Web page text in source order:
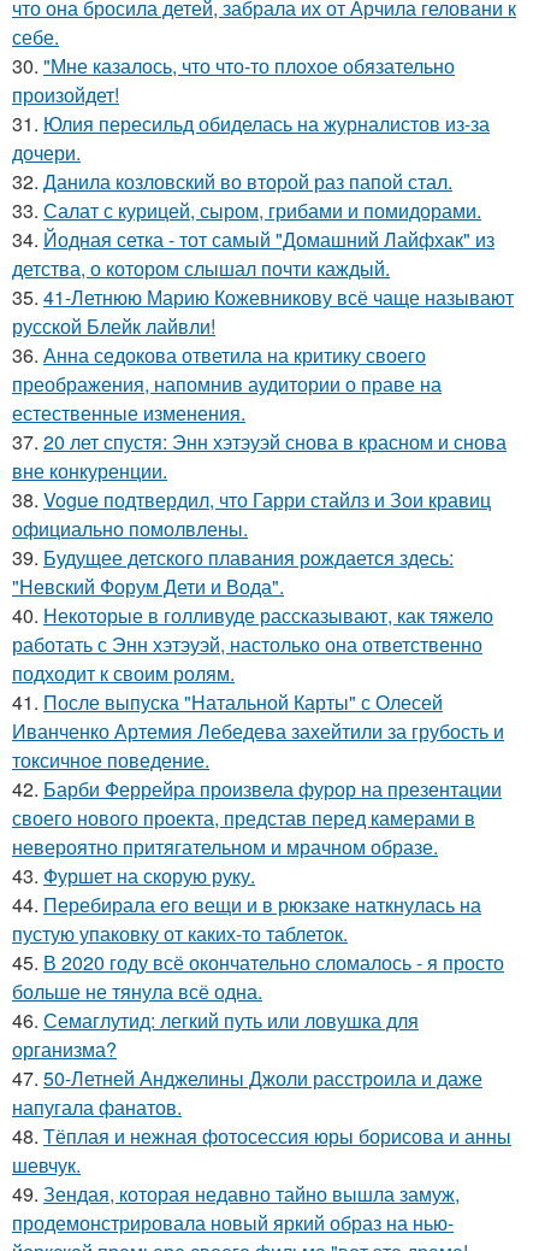
что она бросила детей, забрала их от Арчила геловани к
себе.
30. "Мне казалось, что что-то плохое обязательно
произойдет!
31. Юлия пересильд обиделась на журналистов из-за
дочери.
32. Данила козловский во второй раз папой стал.
33. Салат с курицей, сыром, грибами и помидорами.
34. Йодная сетка - тот самый "Домашний Лайфхак" из
детства, о котором слышал почти каждый.
35. 41-Летнюю Марию Кожевникову всё чаще называют
русской Блейк лайвли!
36. Анна седокова ответила на критику своего
преображения, напомнив аудитории о праве на
естественные изменения.
37. 20 лет спустя: Энн хэтэуэй снова в красном и снова
вне конкуренции.
38. Vogue подтвердил, что Гарри стайлз и Зои кравиц
официально помолвлены.
39. Будущее детского плавания рождается здесь:
"Невский Форум Дети и Вода".
40. Некоторые в голливуде рассказывают, как тяжело
работать с Энн хэтэуэй, настолько она ответственно
подходит к своим ролям.
41. После выпуска "Натальной Карты" с Олесей
Иванченко Артемия Лебедева захейтили за грубость и
токсичное поведение.
42. Барби Феррейра произвела фурор на презентации
своего нового проекта, представ перед камерами в
невероятно притягательном и мрачном образе.
43. Фуршет на скорую руку.
44. Перебирала его вещи и в рюкзаке наткнулась на
пустую упаковку от каких-то таблеток.
45. В 2020 году всё окончательно сломалось - я просто
больше не тянула всё одна.
46. Семаглутид: легкий путь или ловушка для
организма?
47. 50-Летней Анджелины Джоли расстроила и даже
напугала фанатов.
48. Тёплая и нежная фотосессия юры борисова и анны
шевчук.
49. Зендая, которая недавно тайно вышла замуж,
продемонстрировала новый яркий образ на нью-